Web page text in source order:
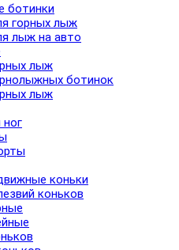
ботинки
горных лыж
лыж на авто
лыж
ботинок
лыж
коньки
коньков